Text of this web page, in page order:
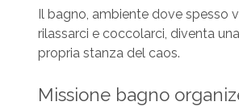
Il bagno, ambiente dove spesso
rilassarci e coccolarci, diventa
propria stanza del caos.
Missione bagno